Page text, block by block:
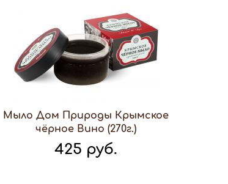
Мыло Дом Природы Крымское
чёрное Вино (270г.)
425 руб.